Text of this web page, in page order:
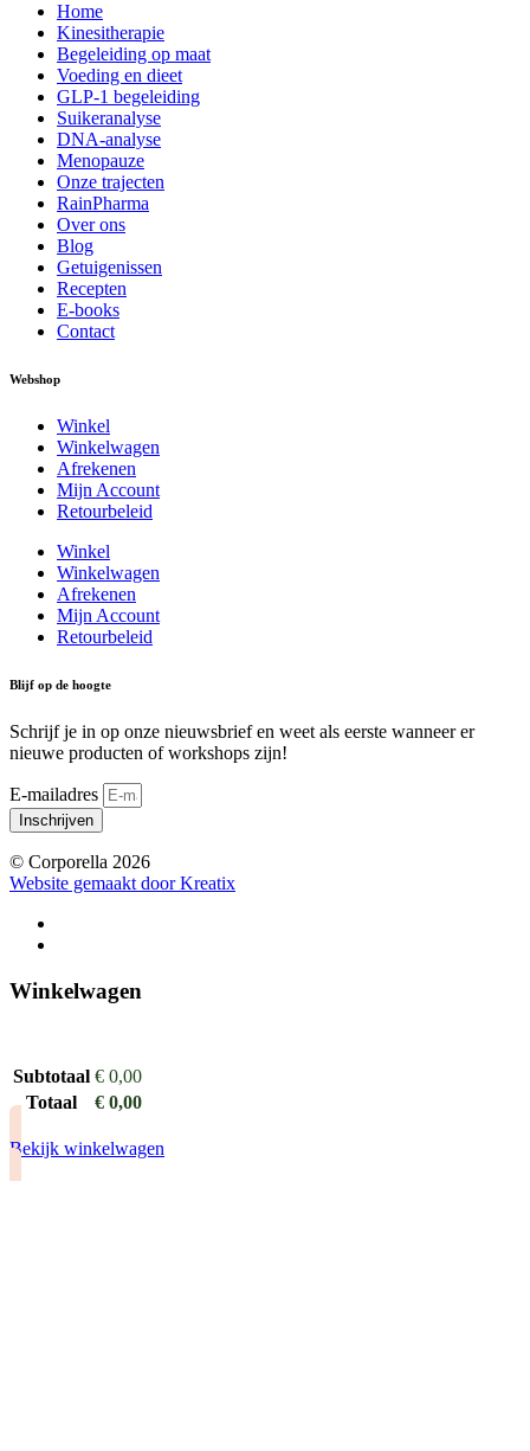
Home
Kinesitherapie
Begeleiding op maat
Voeding en dieet
GLP-1 begeleiding
Suikeranalyse
DNA-analyse
Menopauze
Onze trajecten
RainPharma
Over ons
Blog
Getuigenissen
Recepten
E-books
Contact
Webshop
Winkel
Winkelwagen
Afrekenen
Mijn Account
Retourbeleid
Winkel
Winkelwagen
Afrekenen
Mijn Account
Retourbeleid
Blijf op de hoogte
Schrijf je in op onze nieuwsbrief en weet als eerste wanneer er
nieuwe producten of workshops zijn!
E-mailadres
Inschrijven
© Corporella 2026
Website gemaakt door Kreatix
Winkelwagen
Subtotaal € 0,00
Totaal
€ 0,00
Bekijk winkelwagen